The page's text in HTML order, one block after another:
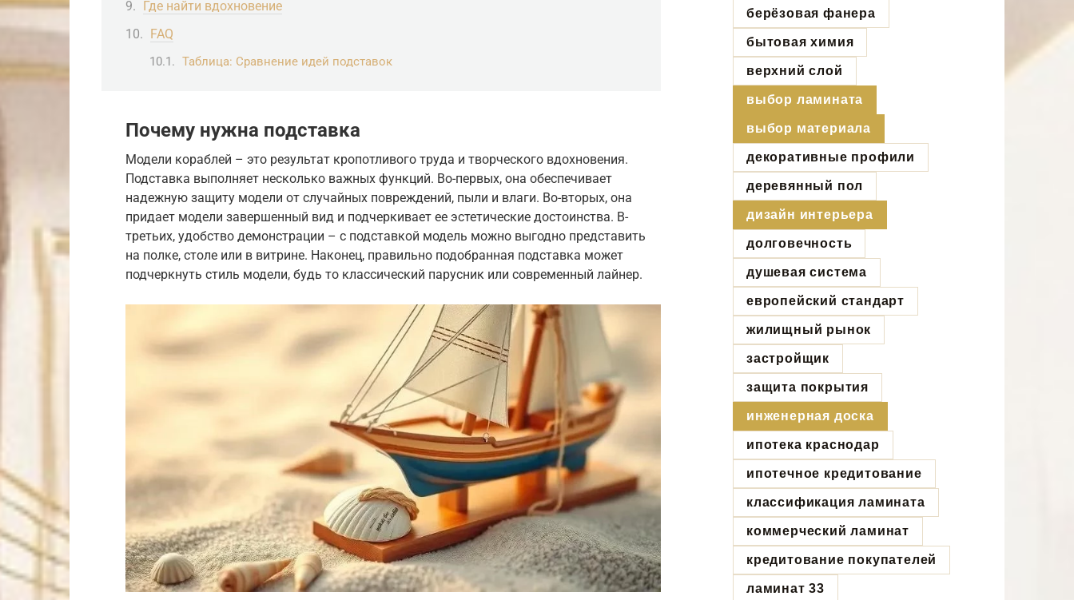
Где найти вдохновение
FAQ
Таблица: Сравнение идей подставок
Почему нужна подставка
Модели кораблей – это результат кропотливого труда и творческого вдохновения.
Подставка выполняет несколько важных функций. Во-первых, она обеспечивает
надежную защиту модели от случайных повреждений, пыли и влаги. Во-вторых, она
придает модели завершенный вид и подчеркивает ее эстетические достоинства. В-
третьих, удобство демонстрации – с подставкой модель можно выгодно представить
на полке, столе или в витрине. Наконец, правильно подобранная подставка может
подчеркнуть стиль модели, будь то классический парусник или современный лайнер.
берёзовая фанера
бытовая химия
верхний слой
выбор ламината
выбор материала
декоративные профили
деревянный пол
дизайн интерьера
долговечность
душевая система
европейский стандарт
жилищный рынок
застройщик
защита покрытия
инженерная доска
ипотека краснодар
ипотечное кредитование
классификация ламината
коммерческий ламинат
кредитование покупателей
ламинат 33